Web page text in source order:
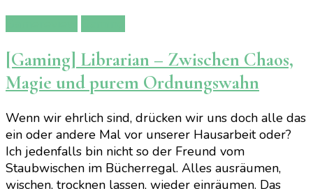
[Gaming] Librarian – Zwischen Chaos,
Magie und purem Ordnungswahn
Wenn wir ehrlich sind, drücken wir uns doch alle das
ein oder andere Mal vor unserer Hausarbeit oder?
Ich jedenfalls bin nicht so der Freund vom
Staubwischen im Bücherregal. Alles ausräumen,
wischen, trocknen lassen, wieder einräumen. Das